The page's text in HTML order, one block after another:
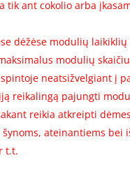
tik ant cokolio arba
dėžėse modulių laikiklių
modulių
neatsižvelgiant į
reikalingą pajungti
reikia atkreipti
šynoms, ateinantiems bei
t.t.